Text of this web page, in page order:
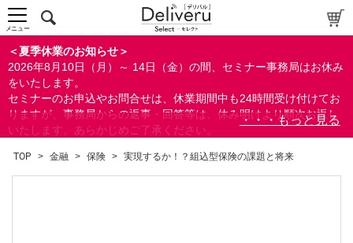
＜夏季休業のお知らせ＞
2026年8月10日（月）～ 14日（金）の間、セミナー事務局はお休み
をいたします。
セミナーのお申込やお問合せは、休業期間中も24時間受け付けてお
りますが、事務局からの返事・回答等は、休み明けより順次お返し
いたします。あらかじめご了承ください。
ができます。
メニュー
TOP > 金融 > 保険 > 実現するか！？組込型保険の課題と将来